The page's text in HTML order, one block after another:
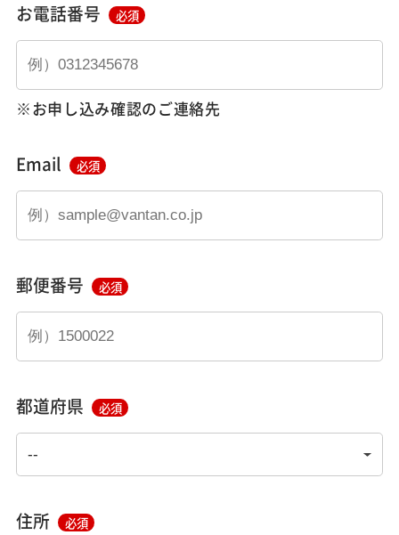
お電話番号 必須
※お申し込み確認のご連絡先
Email 必須
郵便番号 必須
都道府県 必須
住所 必須